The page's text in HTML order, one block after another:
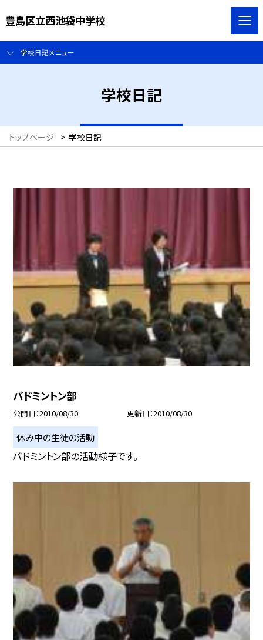
豊島区立西池袋中学校
学校日記メニュー
学校日記
トップページ > 学校日記
バドミントン部
公開日 2010/08/30 更新日 2010/08/30
休み中の生徒の活動
バドミントン部の活動様子です。